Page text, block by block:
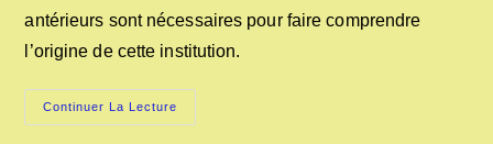
antérieurs sont nécessaires pour faire comprendre
l’origine de cette institution.
Continuer La Lecture
ÉTATS-